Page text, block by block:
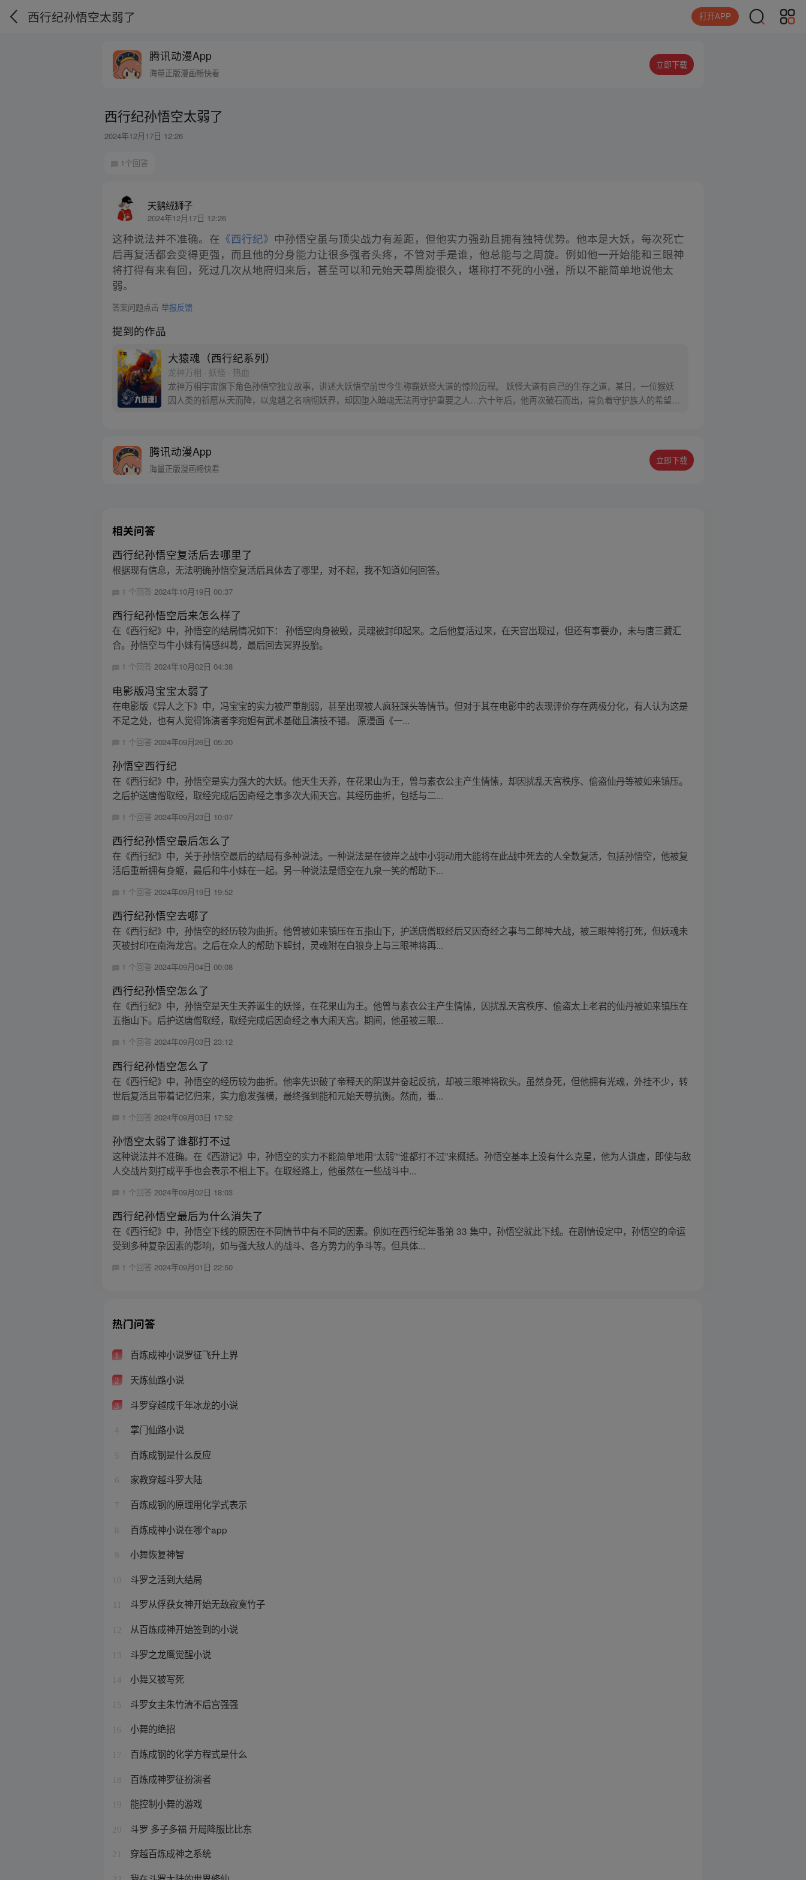
西行纪孙悟空太弱了 打开APP
腾讯动漫App
海量正版漫画畅快看
立即下载
西行纪孙悟空太弱了
2024年12月17日 12:26
1个回答
天鹅绒狮子
2024年12月17日 12:26
这种说法并不准确。在 《西行纪》 中孙悟空虽与顶尖战力有差距，但他实力强劲且拥有独特优势。他本是大妖，每次死亡
后再复活都会变得更强，而且他的分身能力让很多强者头疼，不管对手是谁，他总能与之周旋。例如他一开始能和三眼神
将打得有来有回，死过几次从地府归来后，甚至可以和元始天尊周旋很久，堪称打不死的小强，所以不能简单地说他太
弱。
答案问题点击举报反馈
提到的作品
大猿魂（西行纪系列）
龙神万相 · 妖怪 · 热血
龙神万相宇宙旗下角色孙悟空独立故事，讲述大妖悟空前世今生称霸妖怪大道的惊险历程。 妖怪大道有自己的生存之道，某日，一位猴妖
因人类的祈愿从天而降，以鬼魈之名响彻妖界，却因堕入暗魂无法再守护重要之人…六十年后，他再次破石而出，背负着守护族人的希望和
腾讯动漫App
海量正版漫画畅快看
立即下载
相关问答
西行纪孙悟空复活后去哪里了
根据现有信息，无法明确孙悟空复活后具体去了哪里，对不起，我不知道如何回答。
1 个回答2024年10月19日 00:37
西行纪孙悟空后来怎么样了
在《西行纪》中，孙悟空的结局情况如下： 孙悟空肉身被毁，灵魂被封印起来。之后他复活过来，在天宫出现过，但还有事要办，未与唐三藏汇
合。孙悟空与牛小妹有情感纠葛，最后回去冥界投胎。
1 个回答2024年10月02日 04:38
电影版冯宝宝太弱了
在电影版《异人之下》中，冯宝宝的实力被严重削弱，甚至出现被人疯狂踩头等情节。但对于其在电影中的表现评价存在两极分化，有人认为这是
不足之处，也有人觉得饰演者李宛妲有武术基础且演技不错。 原漫画《一...
1 个回答 2024年09月26日 05:20
孙悟空西行纪
在《西行纪》中，孙悟空是实力强大的大妖。他天生天养，在花果山为王，曾与素衣公主产生情愫，却因扰乱天宫秩序、偷盗仙丹等被如来镇压。
之后护送唐僧取经，取经完成后因奇经之事多次大闹天宫。其经历曲折，包括与二...
1 个回答 2024年09月23日 10:07
西行纪孙悟空最后怎么了
在《西行纪》中，关于孙悟空最后的结局有多种说法。一种说法是在彼岸之战中小羽动用大能将在此战中死去的人全数复活，包括孙悟空，他被复
活后重新拥有身躯，最后和牛小妹在一起。另一种说法是悟空在九泉一笑的帮助下...
1 个回答2024年09月19日 19:52
西行纪孙悟空去哪了
在《西行纪》中，孙悟空的经历较为曲折。他曾被如来镇压在五指山下，护送唐僧取经后又因奇经之事与二郎神大战，被三眼神将打死，但妖魂未
灭被封印在南海龙宫。之后在众人的帮助下解封，灵魂附在白狼身上与三眼神将再...
1 个回答2024年09月04日 00:08
西行纪孙悟空怎么了
在《西行纪》中，孙悟空是天生天养诞生的妖怪，在花果山为王。他曾与素衣公主产生情愫，因扰乱天宫秩序、偷盗太上老君的仙丹被如来镇压在
五指山下。后护送唐僧取经，取经完成后因奇经之事大闹天宫。期间，他虽被三眼...
1 个回答2024年09月03日 23:12
西行纪孙悟空怎么了
在《西行纪》中，孙悟空的经历较为曲折。他率先识破了帝释天的阴谋并奋起反抗，却被三眼神将砍头。虽然身死，但他拥有光魂，外挂不少，转
世后复活且带着记忆归来，实力愈发强横，最终强到能和元始天尊抗衡。然而，番...
1 个回答 2024年09月03日 17:52
孙悟空太弱了谁都打不过
这种说法并不准确。在《西游记》中，孙悟空的实力不能简单地用“太弱”“谁都打不过”来概括。孙悟空基本上没有什么克星，他为人谦虚，即使与敌
人交战片刻打成平手也会表示不相上下。在取经路上，他虽然在一些战斗中...
1 个回答 2024年09月02日 18:03
西行纪孙悟空最后为什么消失了
在《西行纪》中，孙悟空下线的原因在不同情节中有不同的因素。例如在西行纪年番第 33 集中，孙悟空就此下线。在剧情设定中，孙悟空的命运
受到多种复杂因素的影响，如与强大敌人的战斗、各方势力的争斗等。但具体...
1 个回答2024年09月01日 22:50
热门问答
1 百炼成神小说罗征飞升上界
2 天炼仙路小说
3 斗罗穿越成千年冰龙的小说
4 掌门仙路小说
5 百炼成钢是什么反应
6 家教穿越斗罗大陆
7 百炼成钢的原理用化学式表示
8 百炼成神小说在哪个app
9 小舞恢复神智
10 斗罗之活到大结局
斗罗从俘获女神开始无敌寂寞竹子
12 从百炼成神开始签到的小说
13 斗罗之龙鹰觉醒小说
14 小舞又被写死
15 斗罗女主朱竹清不后宫强强
16 小舞的绝招
17 百炼成钢的化学方程式是什么
18 百炼成神罗征扮演者
19 能控制小舞的游戏
20 斗罗 多子多福 开局降服比比东
21 穿越百炼成神之系统